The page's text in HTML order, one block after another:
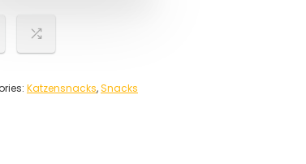
Katzensnacks,Snacks